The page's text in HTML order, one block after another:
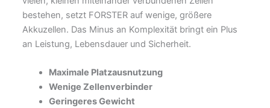
bestehen, setzt FORSTER auf wenige, größere
Akkuzellen. Das Minus an Komplexität bringt ein Plus
an Leistung, Lebensdauer und Sicherheit.
Maximale Platzausnutzung
Wenige Zellenverbinder
Geringeres Gewicht